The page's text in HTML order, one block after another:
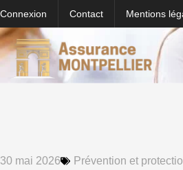
Connexion Contact Mentions
30 mai 2026 Prévention et